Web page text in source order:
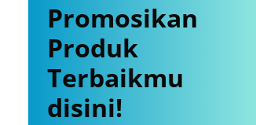
Promosikan
Produk
Terbaikmu
disini!